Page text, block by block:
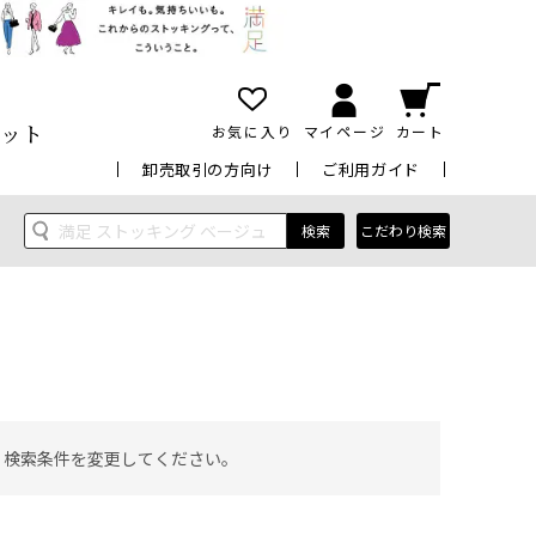
ト お気に入り マイページ カート
卸売取引の方向け ご利用ガイド
検索 こだわり検索
索条件を変更してください。